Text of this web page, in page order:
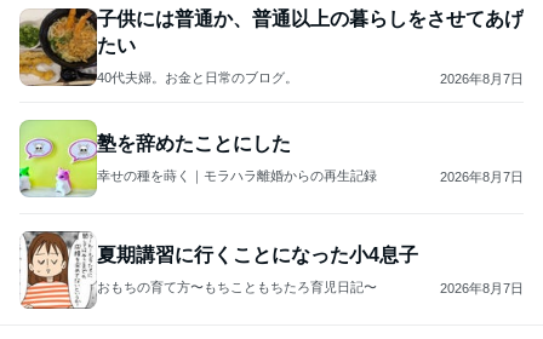
子供には普通か、普通以上の暮らしをさせてあげ
たい
40代夫婦。お金と日常のブログ。 2026年8月7日
塾を辞めたことにした
幸せの種を蒔く｜モラハラ離婚からの再生記録 2026年8月7日
夏期講習に行くことになった小4息子
おもちの育て方〜もちこともちたろ育児日記〜 2026年8月7日